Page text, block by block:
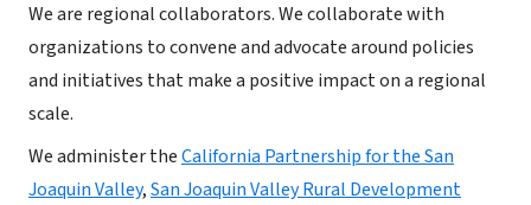
We are regional collaborators. We collaborate with
organizations to convene and advocate around policies
and initiatives that make a positive impact on a regional
scale.
We administer theCalifornia Partnership for the San
Joaquin Valley,San Joaquin Valley Rural Development